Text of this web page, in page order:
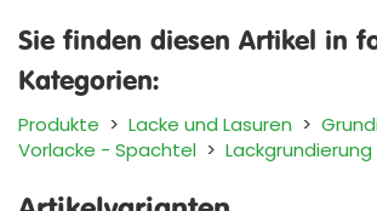
Sie finden diesen Artikel in
Kategorien:
Produkte > Lacke und Lasuren >
Vorlacke - Spachtel >